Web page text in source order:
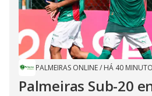
PALMEIRAS ONLINE/ HÁ 40
Palmeiras Sub-20